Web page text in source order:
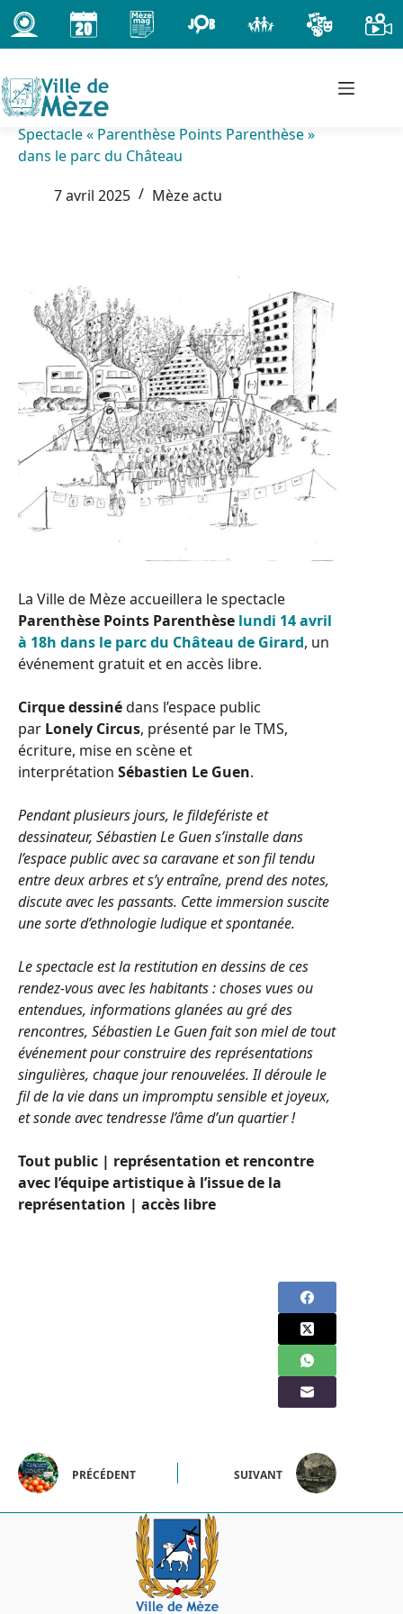
Passer
au
contenu
Spectacle « Parenthèse Points Parenthèse »
dans le parc du Château
7 avril 2025
Mèze actu
La Ville de Mèze accueillera le spectacle
Parenthèse Points Parenthèse lundi 14 avril
à 18h dans le parc du Château de Girard, un
événement gratuit et en accès libre.
Cirque dessinédans l’espace public
par Lonely Circus, présenté par le TMS,
écriture, mise en scène et
interprétation Sébastien Le Guen.
Pendant plusieurs jours, le fildefériste et
dessinateur, Sébastien Le Guen s’installe dans
l’espace public avec sa caravane et son fil tendu
entre deux arbres et s’y entraîne, prend des notes,
discute avec les passants. Cette immersion suscite
une sorte d’ethnologie ludique et spontanée.
Le spectacle est la restitution en dessins de ces
rendez-vous avec les habitants : choses vues ou
entendues, informations glanées au gré des
rencontres, Sébastien Le Guen fait son miel de tout
événement pour construire des représentations
singulières, chaque jour renouvelées. Il déroule le
fil de la vie dans un impromptu sensible et joyeux,
et sonde avec tendresse l’âme d’un quartier !
Tout public | représentation et rencontre
avec l’équipe artistique à l’issue de la
représentation | accès libre
PRÉCÉDENT SUIVANT